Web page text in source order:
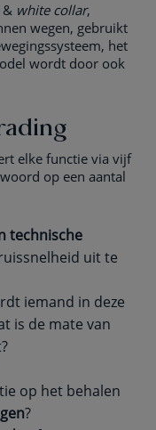
& white collar,
wegen, gebruikt
het
wordt door ook
elke functie via vijf
op een aantal
technische
uit te
iemand in deze
is de mate van
op het behalen
?